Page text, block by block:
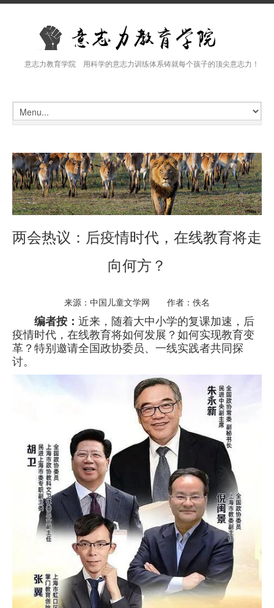
意志力教育学院 用科学的意志力训练体系铸就每个孩子的顶尖意志力！
两会热议：后疫情时代，在线教育将走
向何方？
来源：中国儿童文学网 作者：佚名
编者按： 近来，随着大中小学的复课加速，后
疫情时代，在线教育将如何发展？如何实现教育变
革？特别邀请全国政协委员、一线实践者共同探
讨。